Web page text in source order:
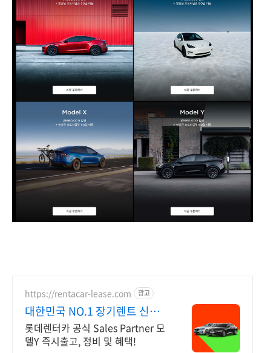
https://rentacar-lease.com 광고
대한민국 NO.1 장기렌트 신차
를 구매하는 완벽한 방법
롯데렌터카 공식 Sales Partner 모
델Y 즉시출고, 정비 및 혜택!